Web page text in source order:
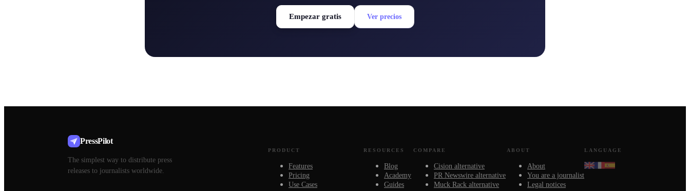
Empezar gratis Ver precios
PressPilot
The simplest way to distribute press
releases to journalists worldwide.
PRODUCT
Features
Pricing
Use Cases
RESOURCES
Blog
Academy
Guides
COMPARE
Cision alternative
PR Newswire alternative
Muck Rack alternative
ABOUT
About
You are a journalist
Legal notices
LANGUAGE